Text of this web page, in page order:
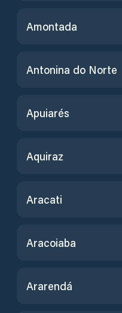
Amontada
Antonina do Norte
Apuiarés
Aquiraz
Aracati
Aracoiaba
Ararendá